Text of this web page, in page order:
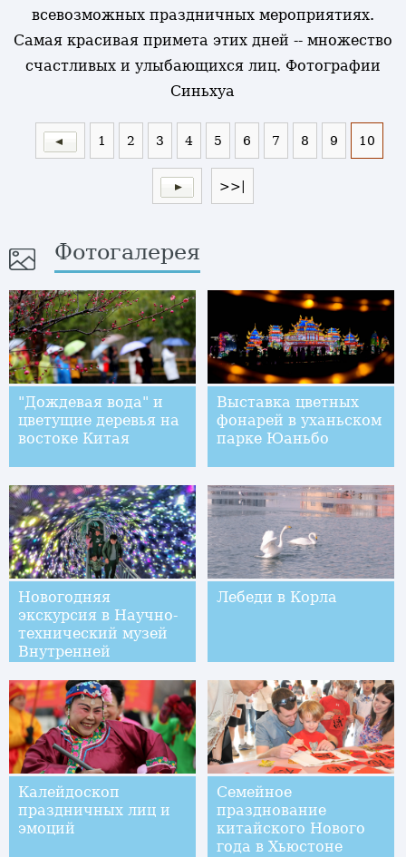
всевозможных праздничных мероприятиях.
Самая красивая примета этих дней -- множество
счастливых и улыбающихся лиц. Фотографии
Синьхуа
1 2 3 4 5 6 7 8 9 10
>>|
Фотогалерея
"Дождевая вода" и
цветущие деревья на
востоке Китая
Выставка цветных
фонарей в уханьском
парке Юаньбо
Новогодняя
экскурсия в Научно-
технический музей
Внутренней
Лебеди в Корла
Калейдоскоп
праздничных лиц и
эмоций
Семейное
празднование
китайского Нового
года в Хьюстоне